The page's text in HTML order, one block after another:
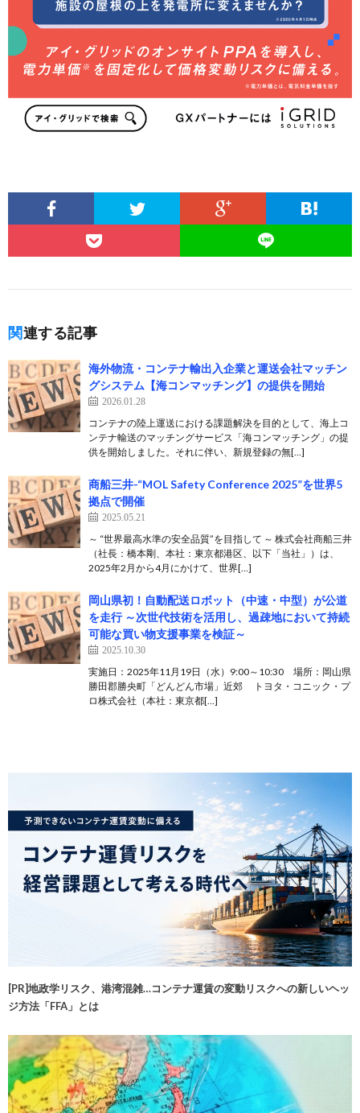
関連する記事
海外物流・コンテナ輸出入企業と運送会社マッチン
グシステム【海コンマッチング】の提供を開始
2026.01.28
コンテナの陸上運送における課題解決を目的として、海上コ
ンテナ輸送のマッチングサービス「海コンマッチング」の提
供を開始しました。それに伴い、新規登録の無[…]
商船三井-“MOL Safety Conference 2025”を世界5
拠点で開催
2025.05.21
～ “世界最高水準の安全品質”を目指して ～ 株式会社商船三井
（社長：橋本剛、本社：東京都港区、以下「当社」）は、
2025年2月から4月にかけて、世界[…]
岡山県初！自動配送ロボット（中速・中型）が公道
を走行 ～次世代技術を活用し、過疎地において持続
可能な買い物支援事業を検証～
2025.10.30
実施日：2025年11月19日（水）9:00～10:30 場所：岡山県
勝田郡勝央町「どんどん市場」近郊 トヨタ・コニック・プ
ロ株式会社（本社：東京都[…]
[PR]地政学リスク、港湾混雑…コンテナ運賃の変動リスクへの新しいヘッ
ジ方法「FFA」とは